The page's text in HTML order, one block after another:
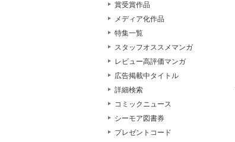
賞受賞作品
メディア化作品
特集一覧
スタッフオススメマンガ
レビュー高評価マンガ
広告掲載中タイトル
詳細検索
コミックニュース
シーモア図書券
プレゼントコード